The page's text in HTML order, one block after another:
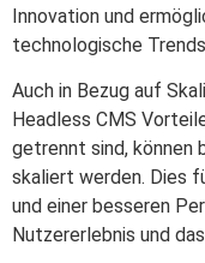
Innovation und
technologische
Auch in Bezug auf
Headless CMS
getrennt sind, können
skaliert werden. Dies
und einer besseren
Nutzererlebnis und